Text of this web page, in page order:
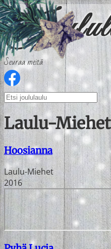
Seuraa meitä
Laulu-Miehet
Hoosianna
Laulu-Miehet
2016